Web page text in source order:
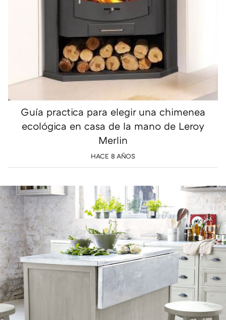
Guía practica para elegir una chimenea
ecológica en casa de la mano de Leroy
Merlin
HACE 8 AÑOS